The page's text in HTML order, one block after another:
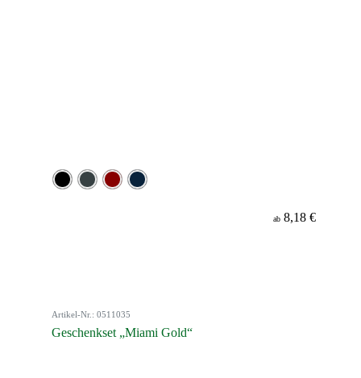
ab 8,18 €
Artikel-Nr.: 0511035
Geschenkset „Miami Gold“